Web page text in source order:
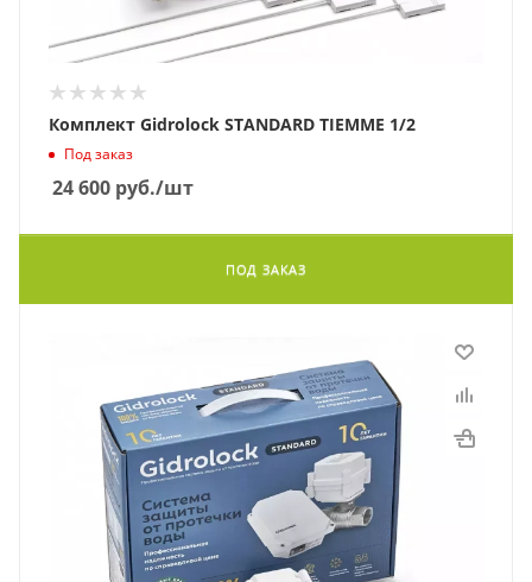
Комплект Gidrolock STANDARD TIEMME 1/2
Под заказ
24 600 руб./шт
ПОД ЗАКАЗ